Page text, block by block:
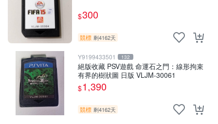
$300
競標 剩4162天
Y9199433501 132
絕版收藏 PSV遊戲 命運石之門：線形拘束
有界的樹狀圖 日版 VLJM-30061
$1,390
競標 剩4162天